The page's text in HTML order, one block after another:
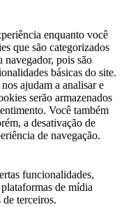
enquanto você
que são categorizados
navegador, pois são
básicas do site.
ajudam a analisar e
serão armazenados
Você também
a desativação de
de navegação.
funcionalidades,
de mídia
terceiros.